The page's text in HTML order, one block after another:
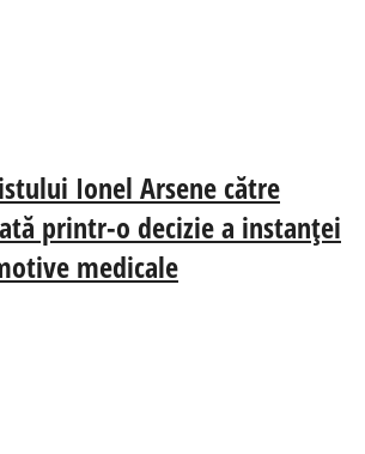
Ionel Arsene către
printr-o decizie a instanței
medicale